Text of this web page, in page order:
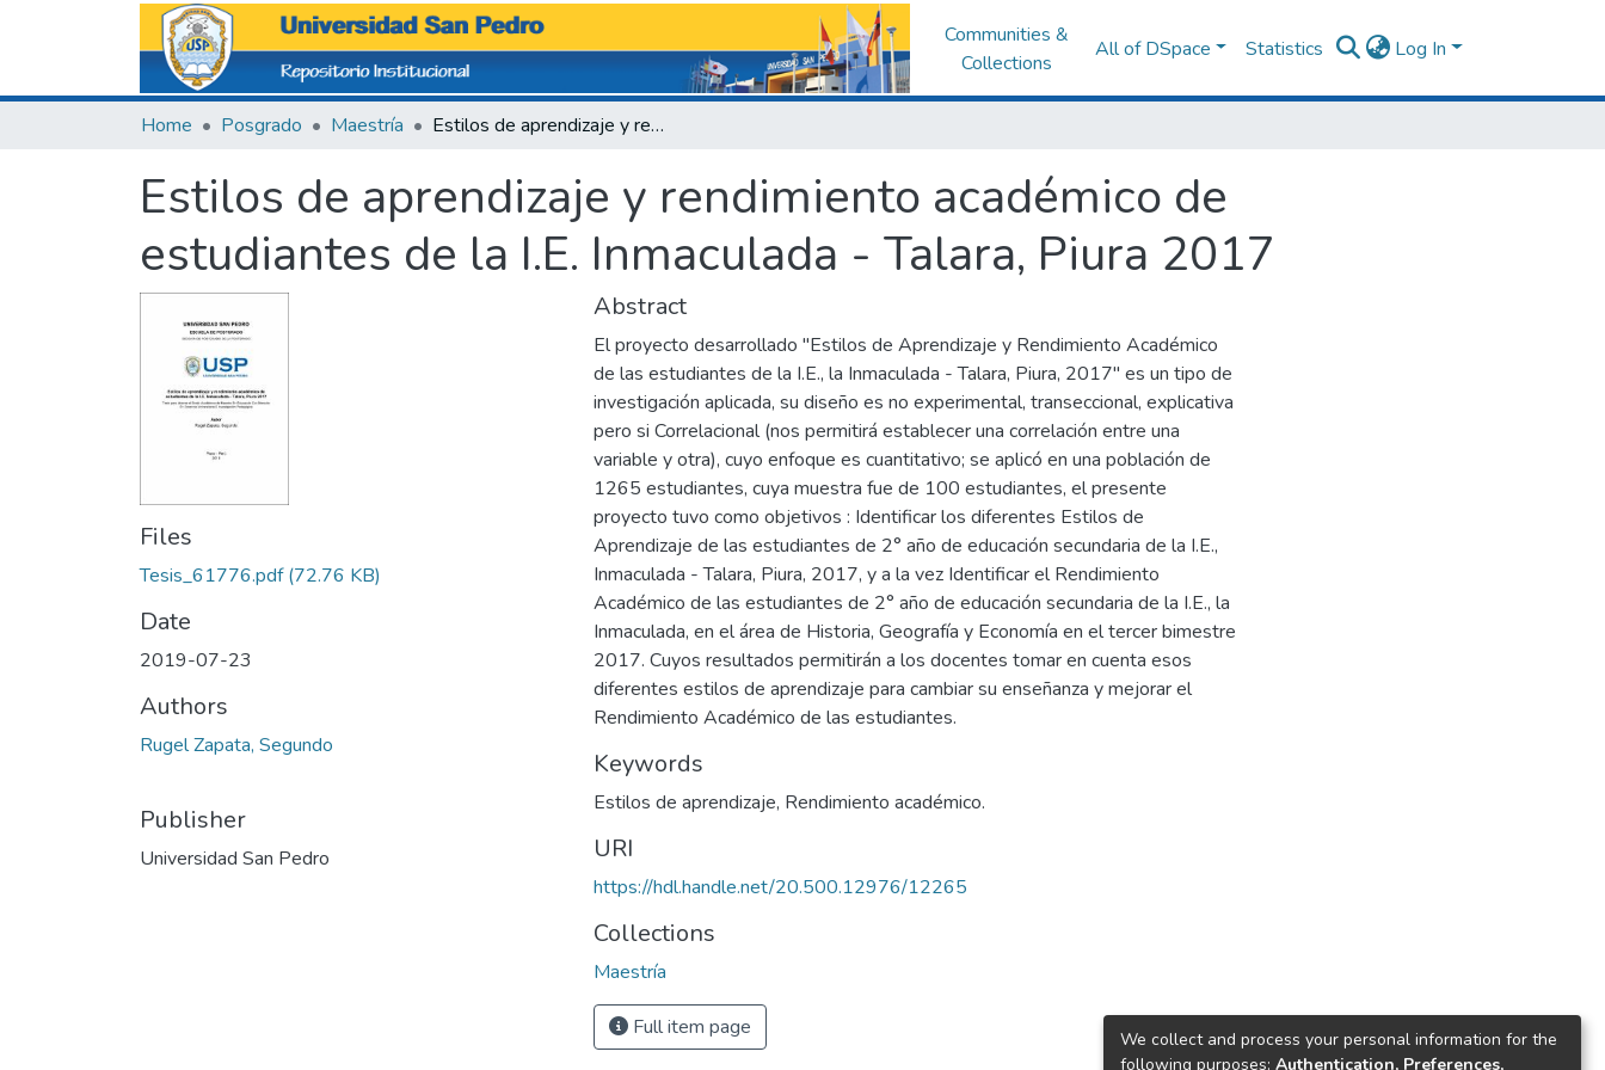
Communities &
Collections
All of DSpace Statistics Log In
Home Posgrado Maestría Estilos de aprendizaje y rendimiento académico de estudiantes de la I.E. Inmaculada - Talara, Piura 2017
Estilos de aprendizaje y rendimiento académico de
estudiantes de la I.E. Inmaculada - Talara, Piura 2017
Files
Tesis_61776.pdf(72.76 KB)
Date
2019-07-23
Authors
Rugel Zapata, Segundo
Publisher
Universidad San Pedro
Abstract
El proyecto desarrollado "Estilos de Aprendizaje y Rendimiento Académico
de las estudiantes de la I.E., la Inmaculada - Talara, Piura, 2017" es un tipo de
investigación aplicada, su diseño es no experimental, transeccional, explicativa
pero si Correlacional (nos permitirá establecer una correlación entre una
variable y otra), cuyo enfoque es cuantitativo; se aplicó en una población de
1265 estudiantes, cuya muestra fue de 100 estudiantes, el presente
proyecto tuvo como objetivos : Identificar los diferentes Estilos de
Aprendizaje de las estudiantes de 2° año de educación secundaria de la I.E.,
Inmaculada - Talara, Piura, 2017, y a la vez Identificar el Rendimiento
Académico de las estudiantes de 2° año de educación secundaria de la I.E., la
Inmaculada, en el área de Historia, Geografía y Economía en el tercer bimestre
2017. Cuyos resultados permitirán a los docentes tomar en cuenta esos
diferentes estilos de aprendizaje para cambiar su enseñanza y mejorar el
Rendimiento Académico de las estudiantes.
Keywords
Estilos de aprendizaje, Rendimiento académico.
URI
https://hdl.handle.net/20.500.12976/12265
Collections
Maestría
Full item page
We collect and process your personal information for the
following purposes: Authentication, Preferences,